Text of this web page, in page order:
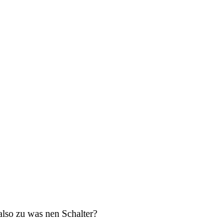
zu was nen Schalter?